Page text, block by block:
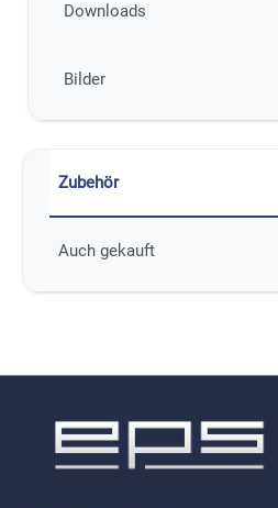
Downloads
Bilder
Zubehör
Auch gekauft